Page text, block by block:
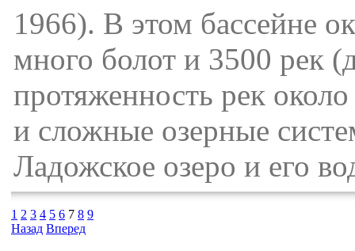
1966). В этом бассейне
много болот и 3500 рек
протяженность рек
и сложные озерные
Ладожское озеро и его
1 2 3 4 5 6 7 8 9
Назад Вперед